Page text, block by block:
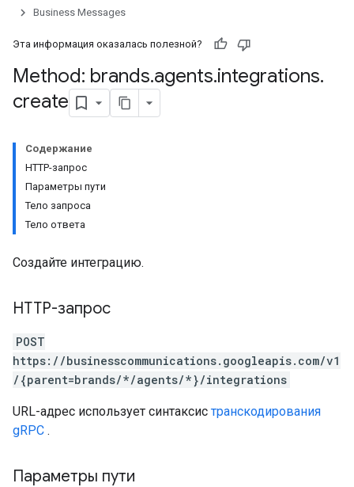
Business Messages
Эта информация оказалась полезной?
Method: brands.agents.integrations.
create
Содержание
HTTP-запрос
Параметры пути
Тело запроса
Тело ответа
Создайте интеграцию.
HTTP-запрос
POST
https://businesscommunications.googleapis.com/v1
/{parent=brands/*/agents/*}/integrations
URL-адрес использует синтаксис транскодирования
gRPC .
Параметры пути